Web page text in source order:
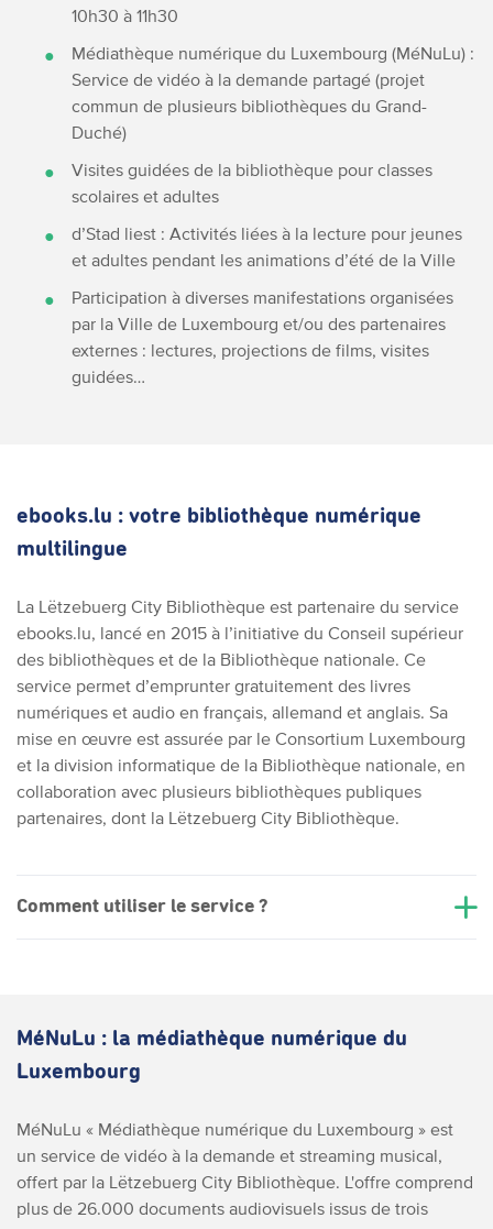
10h30 à 11h30
Médiathèque numérique du Luxembourg (MéNuLu) :
Service de vidéo à la demande partagé (projet
commun de plusieurs bibliothèques du Grand-
Duché)
Visites guidées de la bibliothèque pour classes
scolaires et adultes
d’Stad liest : Activités liées à la lecture pour jeunes
et adultes pendant les animations d’été de la Ville
Participation à diverses manifestations organisées
par la Ville de Luxembourg et/ou des partenaires
externes : lectures, projections de films, visites
guidées…
ebooks.lu : votre bibliothèque numérique
multilingue
La Lëtzebuerg City Bibliothèque est partenaire du service
ebooks.lu, lancé en 2015 à l’initiative du Conseil supérieur
des bibliothèques et de la Bibliothèque nationale. Ce
service permet d’emprunter gratuitement des livres
numériques et audio en français, allemand et anglais. Sa
mise en œuvre est assurée par le Consortium Luxembourg
et la division informatique de la Bibliothèque nationale, en
collaboration avec plusieurs bibliothèques publiques
partenaires, dont la Lëtzebuerg City Bibliothèque.
Comment utiliser le service ?
MéNuLu : la médiathèque numérique du
Luxembourg
MéNuLu « Médiathèque numérique du Luxembourg » est
un service de vidéo à la demande et streaming musical,
offert par la Lëtzebuerg City Bibliothèque. L'offre comprend
plus de 26.000 documents audiovisuels issus de trois